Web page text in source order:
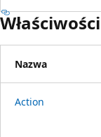
Właściwości
Nazwa
Action